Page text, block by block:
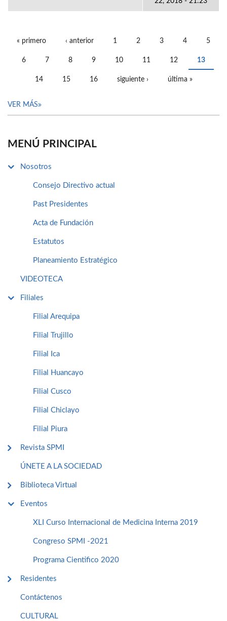
« primero ‹ anterior 1 2 3 4 5
6 7 8 9 10 11 12 13
14 15 16 siguiente › última »
VER MÁS
MENÚ PRINCIPAL
Nosotros
Consejo Directivo actual
Past Presidentes
Acta de Fundación
Estatutos
Planeamiento Estratégico
VIDEOTECA
Filiales
Filial Arequipa
Filial Trujillo
Filial Ica
Filial Huancayo
Filial Cusco
Filial Chiclayo
Filial Piura
Revista SPMI
ÚNETE A LA SOCIEDAD
Biblioteca Virtual
Eventos
XLI Curso Internacional de Medicina Interna 2019
Congreso SPMI -2021
Programa Cientifico 2020
Residentes
Contáctenos
CULTURAL